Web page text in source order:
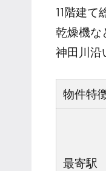
11階建て
乾燥機な
神田川沿
物件特
最寄駅